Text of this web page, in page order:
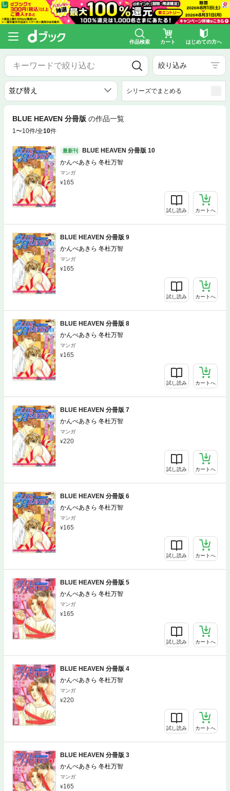
作品検索 カート はじめての方へ
絞り込み
シリーズでまとめる
BLUE HEAVEN 分冊版 の作品一覧
1〜10件/全10件
最新刊
BLUE HEAVEN 分冊版 10
かんべあきら 冬杜万智
マンガ
165
試し読み カートへ
BLUE HEAVEN 分冊版 9
かんべあきら 冬杜万智
マンガ
165
試し読み カートへ
BLUE HEAVEN 分冊版 8
かんべあきら 冬杜万智
マンガ
165
試し読み カートへ
BLUE HEAVEN 分冊版 7
かんべあきら 冬杜万智
マンガ
220
試し読み カートへ
BLUE HEAVEN 分冊版 6
かんべあきら 冬杜万智
マンガ
165
試し読み カートへ
BLUE HEAVEN 分冊版 5
かんべあきら 冬杜万智
マンガ
165
試し読み カートへ
BLUE HEAVEN 分冊版 4
かんべあきら 冬杜万智
マンガ
220
試し読み カートへ
BLUE HEAVEN 分冊版 3
かんべあきら 冬杜万智
マンガ
165